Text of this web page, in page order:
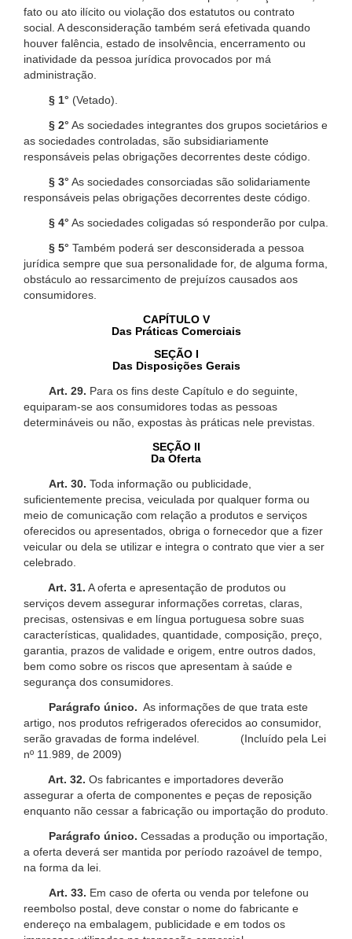
fato ou ato ilícito ou violação dos estatutos ou contrato
social. A desconsideração também será efetivada quando
houver falência, estado de insolvência, encerramento ou
inatividade da pessoa jurídica provocados por má
administração.
§ 1° (Vetado).
§ 2° As sociedades integrantes dos grupos societários e
as sociedades controladas, são subsidiariamente
responsáveis pelas obrigações decorrentes deste código.
§ 3° As sociedades consorciadas são solidariamente
responsáveis pelas obrigações decorrentes deste código.
§ 4° As sociedades coligadas só responderão por culpa.
§ 5° Também poderá ser desconsiderada a pessoa
jurídica sempre que sua personalidade for, de alguma forma,
obstáculo ao ressarcimento de prejuízos causados aos
consumidores.
CAPÍTULO V
Das Práticas Comerciais
SEÇÃO I
Das Disposições Gerais
Art. 29. Para os fins deste Capítulo e do seguinte,
equiparam-se aos consumidores todas as pessoas
determináveis ou não, expostas às práticas nele previstas.
SEÇÃO II
Da Oferta
Art. 30. Toda informação ou publicidade,
suficientemente precisa, veiculada por qualquer forma ou
meio de comunicação com relação a produtos e serviços
oferecidos ou apresentados, obriga o fornecedor que a fizer
veicular ou dela se utilizar e integra o contrato que vier a ser
celebrado.
Art. 31. A oferta e apresentação de produtos ou
serviços devem assegurar informações corretas, claras,
precisas, ostensivas e em língua portuguesa sobre suas
características, qualidades, quantidade, composição, preço,
garantia, prazos de validade e origem, entre outros dados,
bem como sobre os riscos que apresentam à saúde e
segurança dos consumidores.
Parágrafo único. As informações de que trata este
artigo, nos produtos refrigerados oferecidos ao consumidor,
serão gravadas de forma indelével. (Incluído pela Lei
nº 11.989, de 2009)
Art. 32. Os fabricantes e importadores deverão
assegurar a oferta de componentes e peças de reposição
enquanto não cessar a fabricação ou importação do produto.
Parágrafo único. Cessadas a produção ou importação,
a oferta deverá ser mantida por período razoável de tempo,
na forma da lei.
Art. 33. Em caso de oferta ou venda por telefone ou
reembolso postal, deve constar o nome do fabricante e
endereço na embalagem, publicidade e em todos os